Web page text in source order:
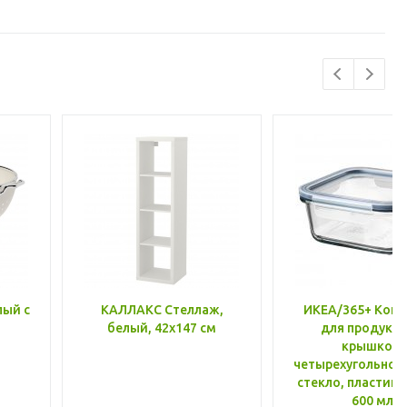
с
КАЛЛАКС Стеллаж,
белый, 42x147 см
ИКЕА/365+
для
крышкой,
стекло, пластик
600 мл